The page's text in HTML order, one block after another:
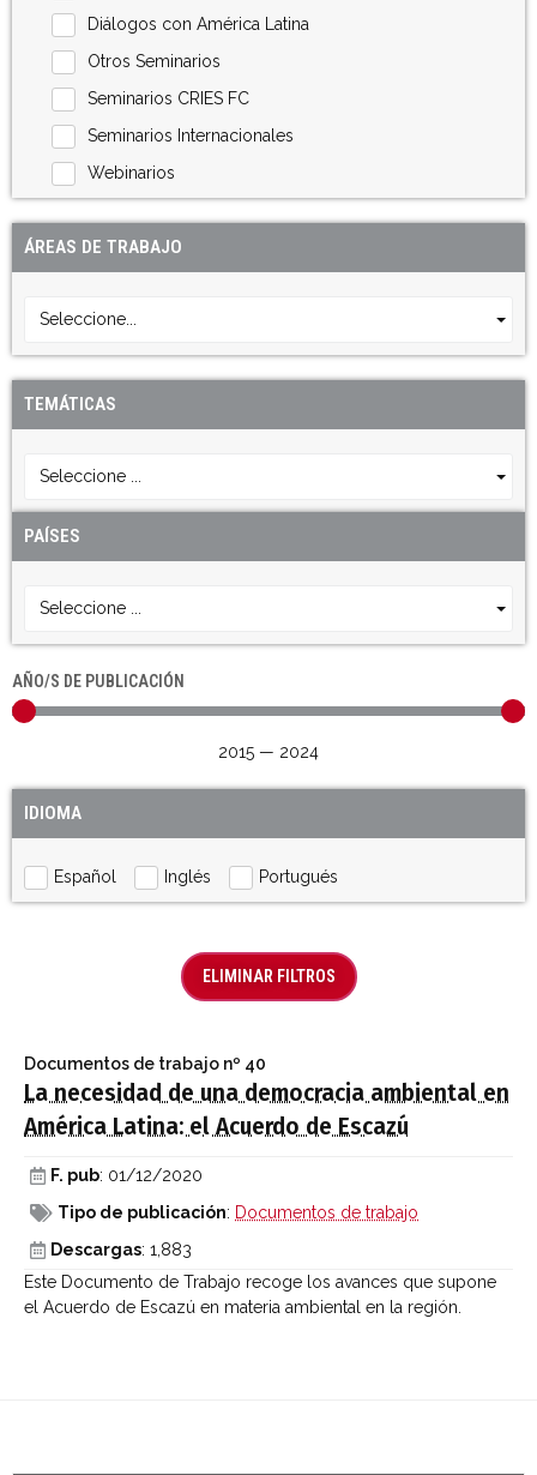
Diálogos con América Latina
Otros Seminarios
Seminarios CRIES FC
Seminarios Internacionales
Webinarios
ÁREAS DE TRABAJO
Seleccione...
TEMÁTICAS
Seleccione ...
PAÍSES
Seleccione ...
AÑO/S DE PUBLICACIÓN
2015 — 2024
IDIOMA
Español Inglés Portugués
ELIMINAR FILTROS
Documentos de trabajo nº 40
La necesidad de una democracia ambiental en
América Latina: el Acuerdo de Escazú
F. pub: 01/12/2020
Tipo de publicación: Documentos de trabajo
Descargas: 1,883
Este Documento de Trabajo recoge los avances que supone
el Acuerdo de Escazú en materia ambiental en la región.